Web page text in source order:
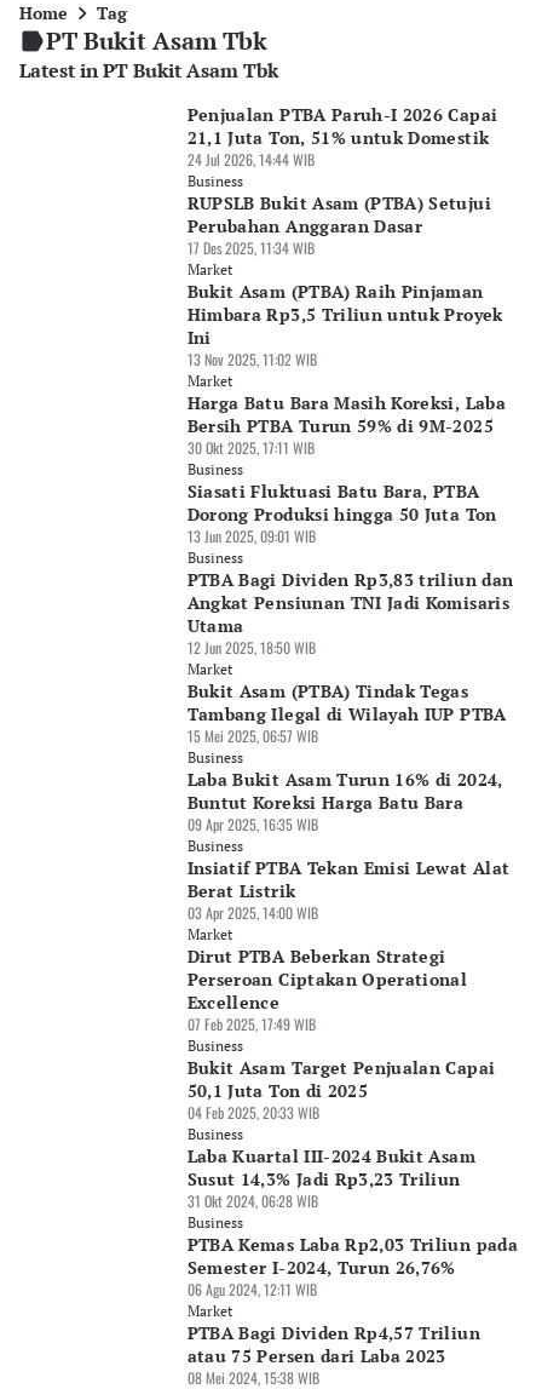
Home Tag
PT Bukit Asam Tbk
Latest in PT Bukit Asam Tbk
Penjualan PTBA Paruh-I 2026 Capai
21,1 Juta Ton, 51% untuk Domestik
24 Jul 2026, 14:44 WIB
Business
RUPSLB Bukit Asam (PTBA) Setujui
Perubahan Anggaran Dasar
17 Des 2025, 11:34 WIB
Market
Bukit Asam (PTBA) Raih Pinjaman
Himbara Rp3,5 Triliun untuk Proyek
Ini
13 Nov 2025, 11:02 WIB
Market
Harga Batu Bara Masih Koreksi, Laba
Bersih PTBA Turun 59% di 9M-2025
30 Okt 2025, 17:11 WIB
Business
Siasati Fluktuasi Batu Bara, PTBA
Dorong Produksi hingga 50 Juta Ton
13 Jun 2025, 09:01 WIB
Business
PTBA Bagi Dividen Rp3,83 triliun dan
Angkat Pensiunan TNI Jadi Komisaris
Utama
12 Jun 2025, 18:50 WIB
Market
Bukit Asam (PTBA) Tindak Tegas
Tambang Ilegal di Wilayah IUP PTBA
15 Mei 2025, 06:57 WIB
Business
Laba Bukit Asam Turun 16% di 2024,
Buntut Koreksi Harga Batu Bara
09 Apr 2025, 16:35 WIB
Business
Insiatif PTBA Tekan Emisi Lewat Alat
Berat Listrik
03 Apr 2025, 14:00 WIB
Market
Dirut PTBA Beberkan Strategi
Perseroan Ciptakan Operational
Excellence
07 Feb 2025, 17:49 WIB
Business
Bukit Asam Target Penjualan Capai
50,1 Juta Ton di 2025
04 Feb 2025, 20:33 WIB
Business
Laba Kuartal III-2024 Bukit Asam
Susut 14,3% Jadi Rp3,23 Triliun
31 Okt 2024, 06:28 WIB
Business
PTBA Kemas Laba Rp2,03 Triliun pada
Semester I-2024, Turun 26,76%
06 Agu 2024, 12:11 WIB
Market
PTBA Bagi Dividen Rp4,57 Triliun
atau 75 Persen dari Laba 2023
08 Mei 2024, 15:38 WIB